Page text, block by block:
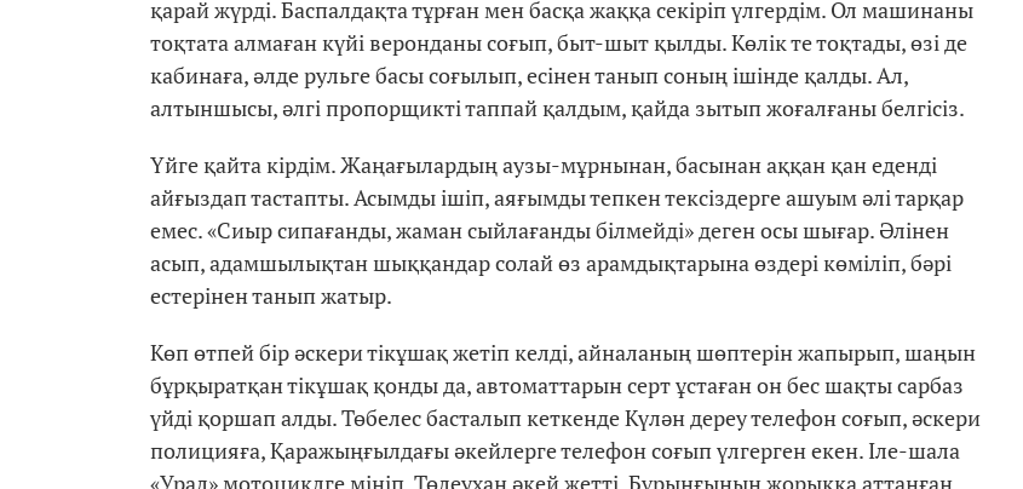
қарай жүрді. Баспалдақта тұрған мен басқа жаққа секіріп үлгердім. Ол машинаны
тоқтата алмаған күйі веронданы соғып, быт-шыт қылды. Көлік те тоқтады, өзі де
кабинаға, әлде рульге басы соғылып, есінен танып соның ішінде қалды. Ал,
алтыншысы, әлгі пропорщикті таппай қалдым, қайда зытып жоғалғаны белгісіз.
Үйге қайта кірдім. Жаңағылардың аузы-мұрнынан, басынан аққан қан еденді
айғыздап тастапты. Асымды ішіп, аяғымды тепкен тексіздерге ашуым әлі тарқар
емес. «Сиыр сипағанды, жаман сыйлағанды білмейді» деген осы шығар. Әлінен
асып, адамшылықтан шыққандар солай өз арамдықтарына өздері көміліп, бәрі
естерінен танып жатыр.
Көп өтпей бір әскери тікұшақ жетіп келді, айналаның шөптерін жапырып, шаңын
бұрқыратқан тікұшақ қонды да, автоматтарын серт ұстаған он бес шақты сарбаз
үйді қоршап алды. Төбелес басталып кеткенде Күлән дереу телефон соғып, әскери
полицияға, Қаражыңғылдағы әкейлерге телефон соғып үлгерген екен. Іле-шала